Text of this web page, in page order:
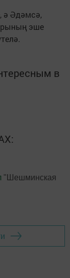
ә Әдәмсә,
эше
в
"Шешминская